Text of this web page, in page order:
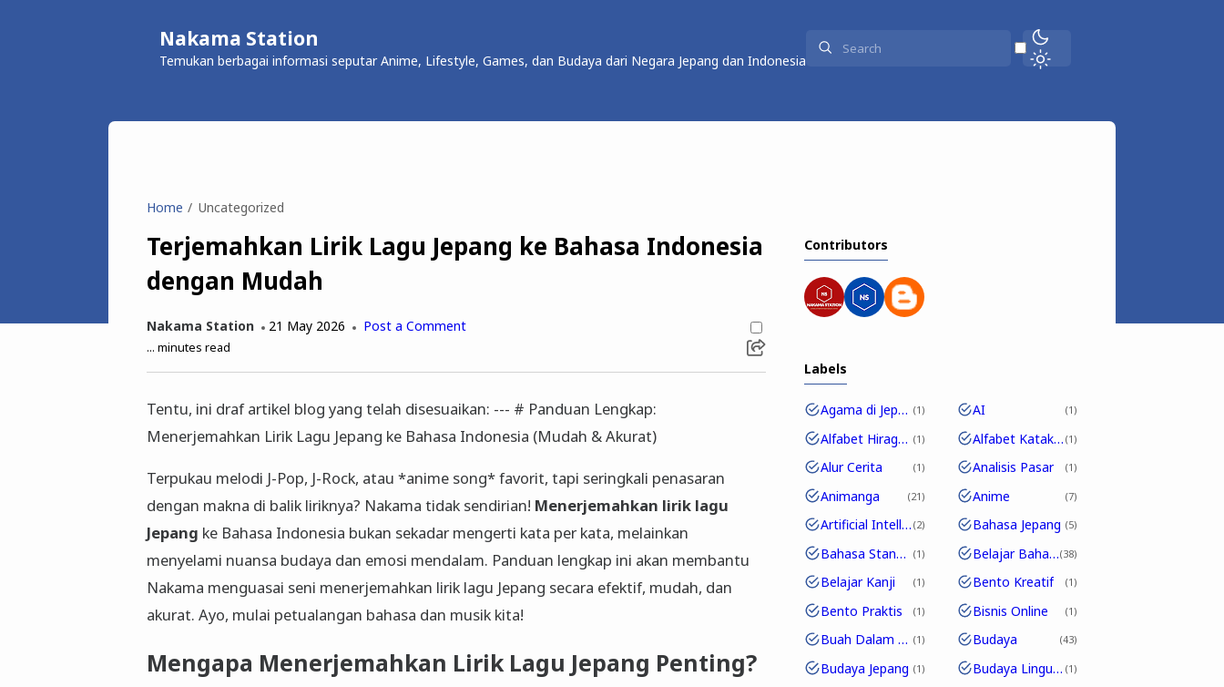
Nakama Station
Temukan berbagai informasi seputar Anime, Lifestyle, Games, dan Budaya dari Negara Jepang dan Indonesia
Home Uncategorized
Terjemahkan Lirik Lagu Jepang ke Bahasa Indonesia
dengan Mudah
Nakama Station 21 May 2026 Post a Comment
... minutes read
Tentu, ini draf artikel blog yang telah disesuaikan: --- # Panduan Lengkap:
Menerjemahkan Lirik Lagu Jepang ke Bahasa Indonesia (Mudah & Akurat)
Terpukau melodi J-Pop, J-Rock, atau *anime song* favorit, tapi seringkali penasaran
dengan makna di balik liriknya? Nakama tidak sendirian! Menerjemahkan lirik lagu
Jepang ke Bahasa Indonesia bukan sekadar mengerti kata per kata, melainkan
menyelami nuansa budaya dan emosi mendalam. Panduan lengkap ini akan membantu
Nakama menguasai seni menerjemahkan lirik lagu Jepang secara efektif, mudah, dan
akurat. Ayo, mulai petualangan bahasa dan musik kita!
Mengapa Menerjemahkan Lirik Lagu Jepang Penting?
Contributors
Labels
Agama di Jepang 1 AI 1
Alfabet Hiragana 1 Alfabet Katakana 1
Alur Cerita 1 Analisis Pasar 1
Animanga 21 Anime 7
Artificial Intelligence 2 Bahasa Jepang 5
Bahasa Standar 1 Belajar Bahasa Jepang 38
Belajar Kanji 1 Bento Kreatif 1
Bento Praktis 1 Bisnis Online 1
Buah Dalam Bahasa Jepang 1 Budaya 43
Budaya Jepang 1 Budaya Linguistik 1